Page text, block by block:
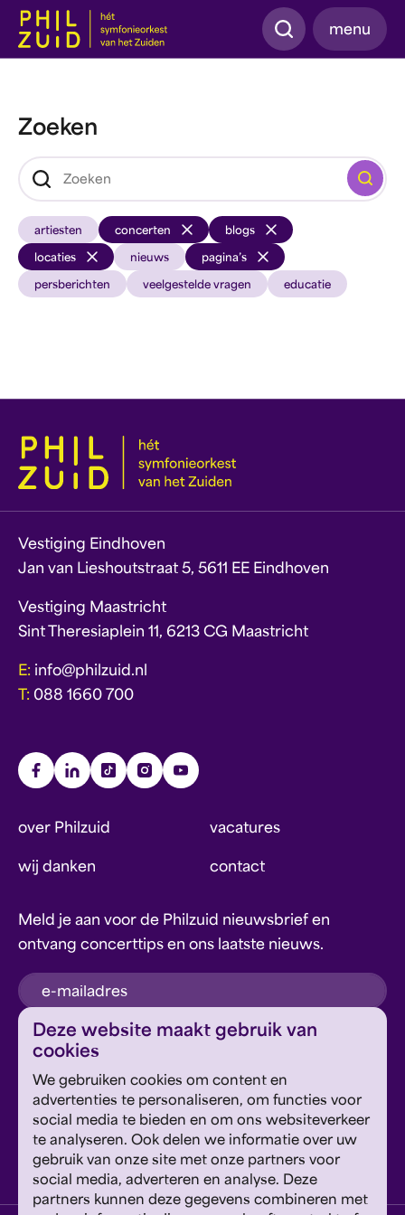
Deze website maakt gebruik van
cookies
We gebruiken cookies om content en
advertenties te personaliseren, om functies voor
social media te bieden en om ons websiteverkeer
te analyseren. Ook delen we informatie over uw
gebruik van onze site met onze partners voor
social media, adverteren en analyse. Deze
partners kunnen deze gegevens combineren met
Zoeken
menu
Zoeken
Zoeken
artiesten concerten blogs
locaties nieuws pagina’s
persberichten veelgestelde vragen educatie
Vestiging Eindhoven
Jan van Lieshoutstraat 5, 5611 EE Eindhoven
Vestiging Maastricht
Sint Theresiaplein 11, 6213 CG Maastricht
E: info@philzuid.nl
T: 088 1660 700
over Philzuid vacatures
wij danken contact
Meld je aan voor de Philzuid nieuwsbrief en
ontvang concerttips en ons laatste nieuws.
inschrijven
Google's Privacyverklaring en Servicevoorwaarden
van toepassing.
Geef om Philzuid en steun ons!
steun ons